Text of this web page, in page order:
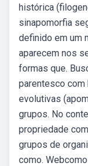
histórica
sinapomorfia
definido em um
aparecem nos
formas que.
parentesco
evolutivas
grupos. No
propriedade
grupos de
como.